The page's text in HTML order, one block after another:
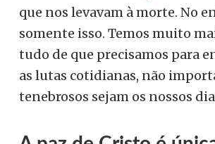
que nos levavam à morte. No
somente isso. Temos muito
tudo de que precisamos para
as lutas cotidianas, não
tenebrosos sejam os nossos